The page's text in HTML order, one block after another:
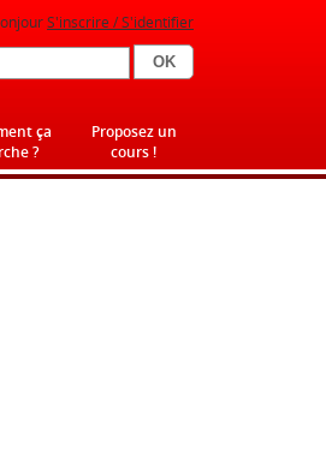
S'inscrire / S'identifier
ça
?
Proposez un
cours !